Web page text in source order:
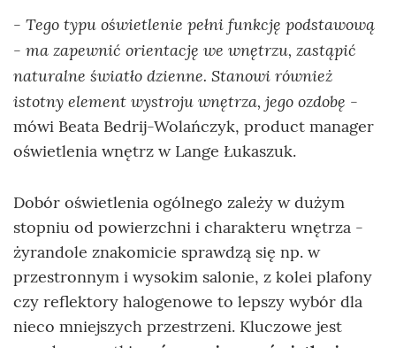
- Tego typu oświetlenie pełni funkcję podstawową
- ma zapewnić orientację we wnętrzu, zastąpić
naturalne światło dzienne. Stanowi również
istotny element wystroju wnętrza, jego ozdobę -
mówi Beata Bedrij-Wolańczyk, product manager
oświetlenia wnętrz w Lange Łukaszuk.
Dobór oświetlenia ogólnego zależy w dużym
stopniu od powierzchni i charakteru wnętrza -
żyrandole znakomicie sprawdzą się np. w
przestronnym i wysokim salonie, z kolei plafony
czy reflektory halogenowe to lepszy wybór dla
nieco mniejszych przestrzeni. Kluczowe jest